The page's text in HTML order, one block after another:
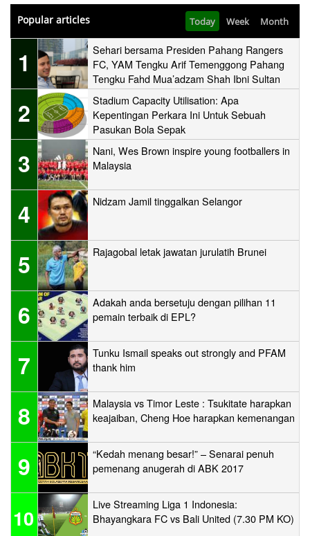
Popular articles Today Week Month
1
Sehari bersama Presiden Pahang Rangers
FC, YAM Tengku Arif Temenggong Pahang
Tengku Fahd Mua’adzam Shah Ibni Sultan
Haji Ahmad Shah
2
Stadium Capacity Utilisation: Apa
Kepentingan Perkara Ini Untuk Sebuah
Pasukan Bola Sepak
3
Nani, Wes Brown inspire young footballers in
Malaysia
4 Nidzam Jamil tinggalkan Selangor
5 Rajagobal letak jawatan jurulatih Brunei
6
Adakah anda bersetuju dengan pilihan 11
pemain terbaik di EPL?
7
Tunku Ismail speaks out strongly and PFAM
thank him
8
Malaysia vs Timor Leste : Tsukitate harapkan
keajaiban, Cheng Hoe harapkan kemenangan
9
“Kedah menang besar!” – Senarai penuh
pemenang anugerah di ABK 2017
10
Live Streaming Liga 1 Indonesia:
Bhayangkara FC vs Bali United (7.30 PM KO)